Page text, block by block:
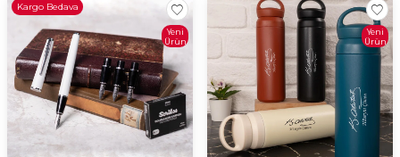
Kargo Bedava
Yeni
Ürün
Yeni
Ürün